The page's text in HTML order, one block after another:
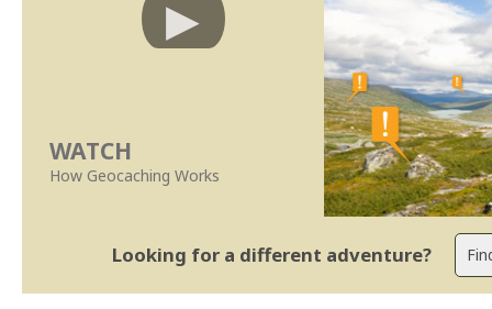
WATCH
How Geocaching Works
Looking for a different adventure?